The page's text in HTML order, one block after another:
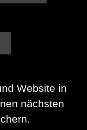
Website in
nächsten